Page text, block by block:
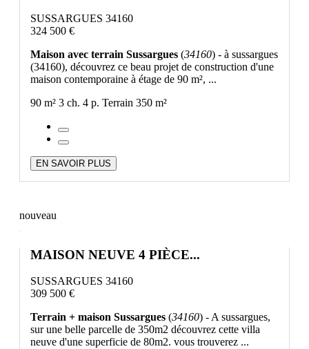
SUSSARGUES 34160
324 500 €
Maison avec terrain Sussargues (34160) - à sussargues
(34160), découvrez ce beau projet de construction d'une
maison contemporaine à étage de 90 m², ...
90 m² 3 ch. 4 p. Terrain 350 m²
EN SAVOIR PLUS
nouveau
MAISON NEUVE 4 PIÈCE...
SUSSARGUES 34160
309 500 €
Terrain + maison Sussargues (34160) - A sussargues,
sur une belle parcelle de 350m2 découvrez cette villa
neuve d'une superficie de 80m2. vous trouverez ...